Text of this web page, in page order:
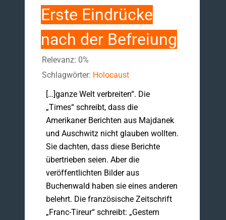
Erste Eindrücke
nach der Befreiung
Relevanz: 0%
Schlagwörter: Holocaust
[…]ganze Welt verbreiten“. Die
„Times“ schreibt, dass die
Amerikaner Berichten aus Majdanek
und Auschwitz nicht glauben wollten.
Sie dachten, dass diese Berichte
übertrieben seien. Aber die
veröffentlichten Bilder aus
Buchenwald haben sie eines anderen
belehrt. Die französische Zeitschrift
„Franc-Tireur“ schreibt: „Gestern